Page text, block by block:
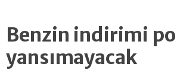
Benzin indirimi
yansımayacak